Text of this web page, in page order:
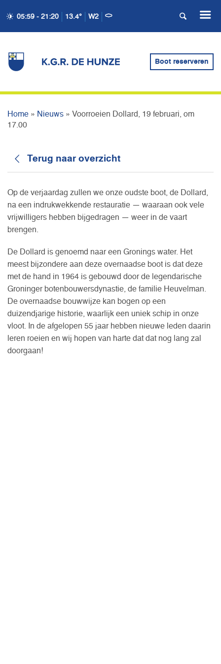
05:59 - 21:20 13.4° W2
Boot reserveren
VOORROEIEN DOLLARD,
Home » Nieuws » Voorroeien Dollard, 19 februari, om
17.00
Terug naar overzicht
Op de verjaardag zullen we onze oudste boot, de Dollard,
na een indrukwekkende restauratie — waaraan ook vele
vrijwilligers hebben bijgedragen — weer in de vaart
brengen.
De Dollard is genoemd naar een Gronings water. Het
meest bijzondere aan deze overnaadse boot is dat deze
met de hand in 1964 is gebouwd door de legendarische
Groninger botenbouwersdynastie, de familie Heuvelman.
De overnaadse bouwwijze kan bogen op een
duizendjarige historie, waarlijk een uniek schip in onze
vloot. In de afgelopen 55 jaar hebben nieuwe leden daarin
leren roeien en wij hopen van harte dat dat nog lang zal
doorgaan!